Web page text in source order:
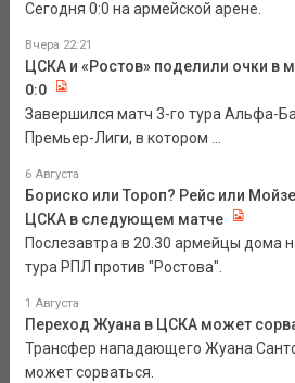
Сегодня 0:0 на армейской арене.
Вчера 22:21
ЦСКА и «Ростов» поделили очки в
0:0
Завершился матч 3-го тура Альфа-
Премьер-Лиги, в котором ...
6 Августа
Бориско или Тороп? Рейс или
ЦСКА в следующем матче
Послезавтра в 20.30 армейцы дома
тура РПЛ против "Ростова".
1 Августа
Переход Жуана в ЦСКА может
Трансфер нападающего Жуана
может сорваться.